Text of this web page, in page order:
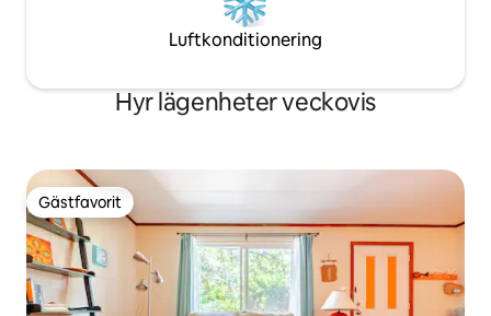
Luftkonditionering
Hyr lägenheter veckovis
Gästfavorit
Gästfavorit